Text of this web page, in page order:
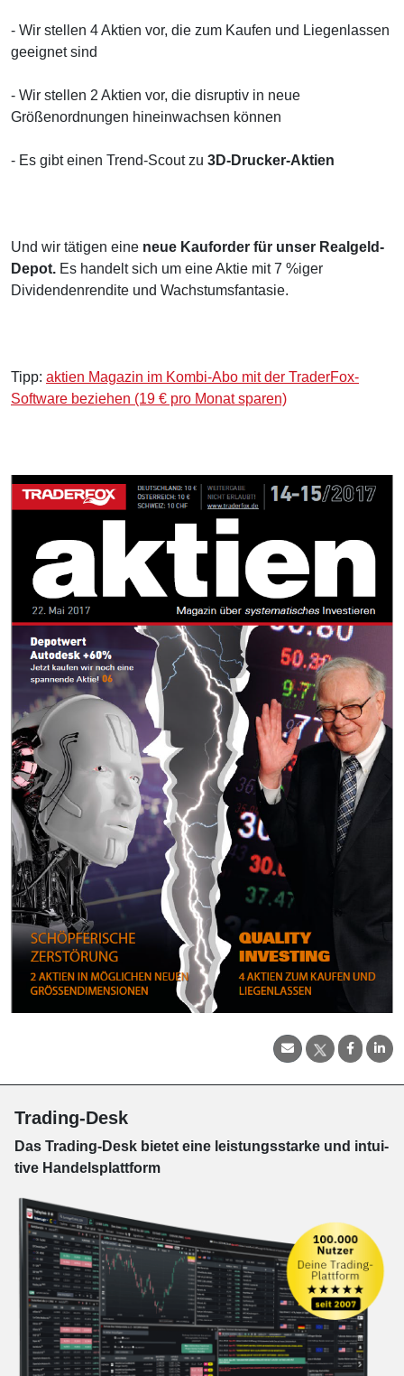
- Wir stellen 4 Aktien vor, die zum Kaufen und Liegenlassen
geeignet sind
- Wir stellen 2 Aktien vor, die disruptiv in neue
Größenordnungen hineinwachsen können
- Es gibt einen Trend-Scout zu 3D-Drucker-Aktien
Und wir tätigen eine neue Kauforder für unser Realgeld-
Depot. Es handelt sich um eine Aktie mit 7 %iger
Dividendenrendite und Wachstumsfantasie.
Tipp: aktien Magazin im Kombi-Abo mit der TraderFox-
Software beziehen (19 € pro Monat sparen)
Trading-Desk
Das Trading-Desk bie­tet eine leis­tungs­star­ke und in­tui­
tive Han­dels­platt­form